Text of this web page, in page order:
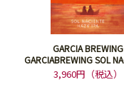
GARCIA BREWING
GARCIABREWING SOL
HAZY IPA DDH
3,960円（税込）